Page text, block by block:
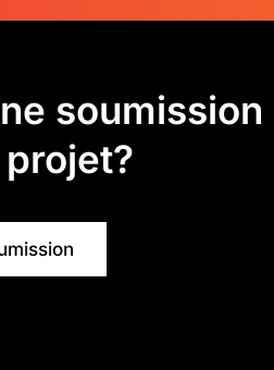
soumission